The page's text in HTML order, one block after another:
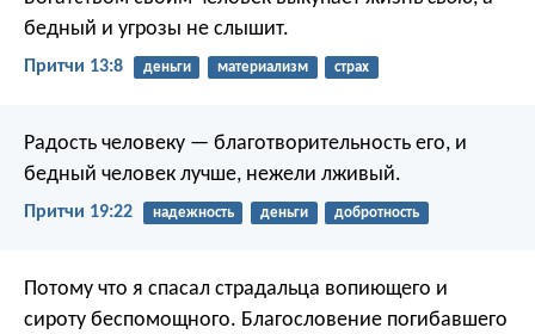
бедный и угрозы не слышит.
Притчи 13:8 деньги материализм страх
Радость человеку — благотворительность его, и
бедный человек лучше, нежели лживый.
Притчи 19:22 надежность деньги добротность
Потому что я спасал страдальца вопиющего и
сироту беспомощного. Благословение погибавшего